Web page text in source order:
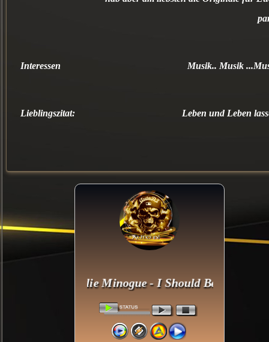
Interessen Musik.. Musik
Lieblingszitat: Leben und Leben
Kylie Minogue - I Should Be So Lucky